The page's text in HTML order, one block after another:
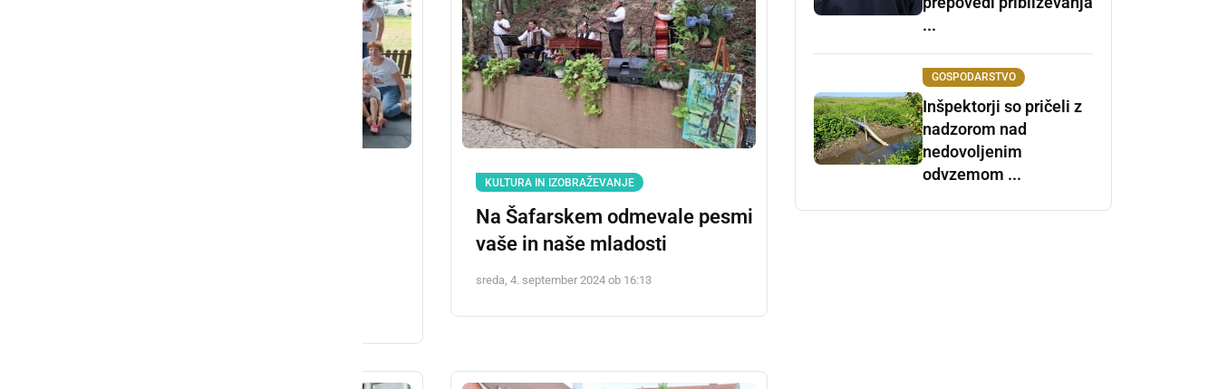
KULTURA IN IZOBRAŽEVANJE
Na Šafarskem odmevale pesmi
vaše in naše mladosti
sreda, 4. september 2024 ob 16:13
...
GOSPODARSTVO
Inšpektorji so pričeli z
nadzorom nad
nedovoljenim
odvzemom ...